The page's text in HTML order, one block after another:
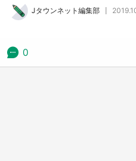
の「猫猫像」も
Jタウンネット編集部
0